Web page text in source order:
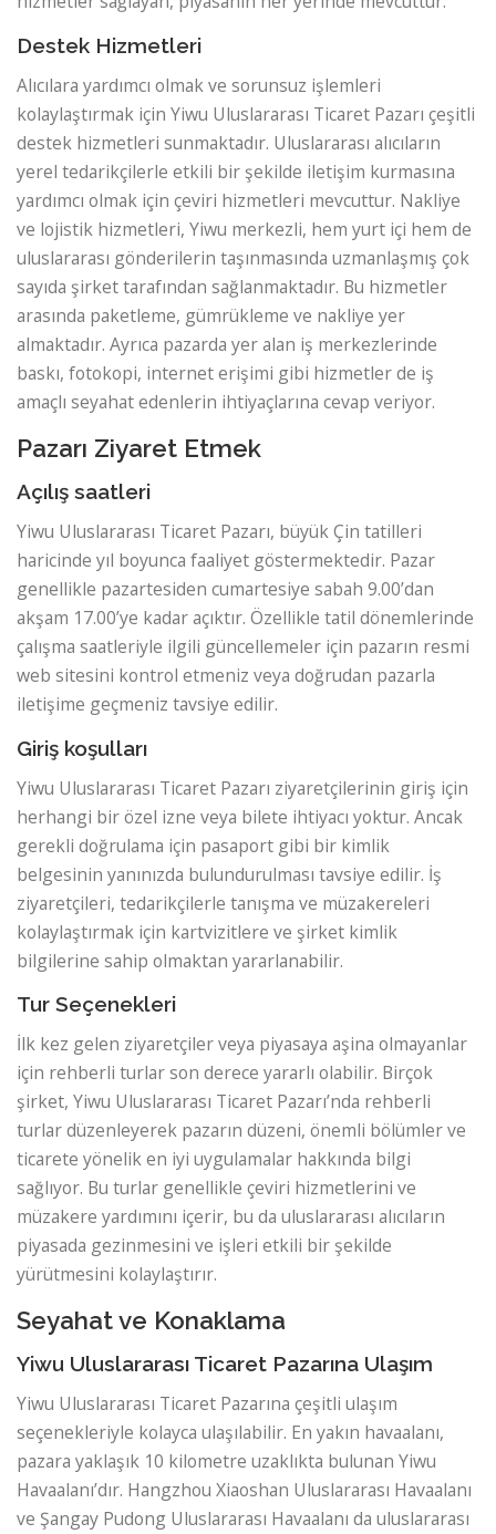
Destek Hizmetleri
Alıcılara yardımcı olmak ve sorunsuz işlemleri
kolaylaştırmak için Yiwu Uluslararası Ticaret Pazarı çeşitli
destek hizmetleri sunmaktadır. Uluslararası alıcıların
yerel tedarikçilerle etkili bir şekilde iletişim kurmasına
yardımcı olmak için çeviri hizmetleri mevcuttur. Nakliye
ve lojistik hizmetleri, Yiwu merkezli, hem yurt içi hem de
uluslararası gönderilerin taşınmasında uzmanlaşmış çok
sayıda şirket tarafından sağlanmaktadır. Bu hizmetler
arasında paketleme, gümrükleme ve nakliye yer
almaktadır. Ayrıca pazarda yer alan iş merkezlerinde
baskı, fotokopi, internet erişimi gibi hizmetler de iş
amaçlı seyahat edenlerin ihtiyaçlarına cevap veriyor.
Pazarı Ziyaret Etmek
Açılış saatleri
Yiwu Uluslararası Ticaret Pazarı, büyük Çin tatilleri
haricinde yıl boyunca faaliyet göstermektedir. Pazar
genellikle pazartesiden cumartesiye sabah 9.00’dan
akşam 17.00’ye kadar açıktır. Özellikle tatil dönemlerinde
çalışma saatleriyle ilgili güncellemeler için pazarın resmi
web sitesini kontrol etmeniz veya doğrudan pazarla
iletişime geçmeniz tavsiye edilir.
Giriş koşulları
Yiwu Uluslararası Ticaret Pazarı ziyaretçilerinin giriş için
herhangi bir özel izne veya bilete ihtiyacı yoktur. Ancak
gerekli doğrulama için pasaport gibi bir kimlik
belgesinin yanınızda bulundurulması tavsiye edilir. İş
ziyaretçileri, tedarikçilerle tanışma ve müzakereleri
kolaylaştırmak için kartvizitlere ve şirket kimlik
bilgilerine sahip olmaktan yararlanabilir.
Tur Seçenekleri
İlk kez gelen ziyaretçiler veya piyasaya aşina olmayanlar
için rehberli turlar son derece yararlı olabilir. Birçok
şirket, Yiwu Uluslararası Ticaret Pazarı’nda rehberli
turlar düzenleyerek pazarın düzeni, önemli bölümler ve
ticarete yönelik en iyi uygulamalar hakkında bilgi
sağlıyor. Bu turlar genellikle çeviri hizmetlerini ve
müzakere yardımını içerir, bu da uluslararası alıcıların
piyasada gezinmesini ve işleri etkili bir şekilde
yürütmesini kolaylaştırır.
Seyahat ve Konaklama
Yiwu Uluslararası Ticaret Pazarına Ulaşım
Yiwu Uluslararası Ticaret Pazarına çeşitli ulaşım
seçenekleriyle kolayca ulaşılabilir. En yakın havaalanı,
pazara yaklaşık 10 kilometre uzaklıkta bulunan Yiwu
Havaalanı’dır. Hangzhou Xiaoshan Uluslararası Havaalanı
ve Şangay Pudong Uluslararası Havaalanı da uluslararası